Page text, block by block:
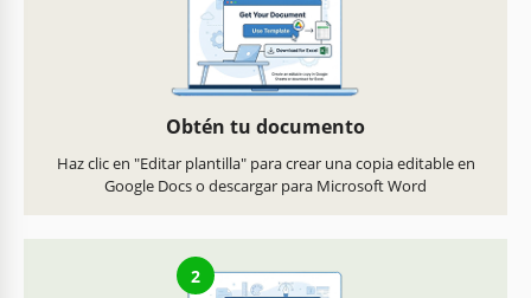
Obtén tu documento
Haz clic en "Editar plantilla" para crear una copia editable en
Google Docs o descargar para Microsoft Word
2